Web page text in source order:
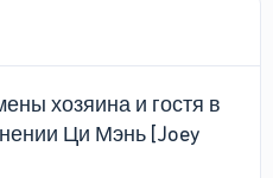
хозяина и гостя в
Ци Мэнь [Joey